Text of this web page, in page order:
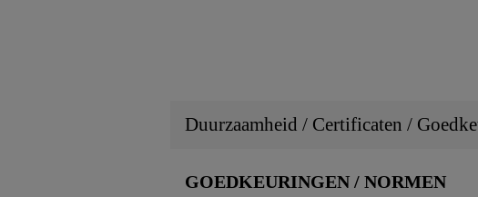
Duurzaamheid / Certificaten /
GOEDKEURINGEN / NORMEN